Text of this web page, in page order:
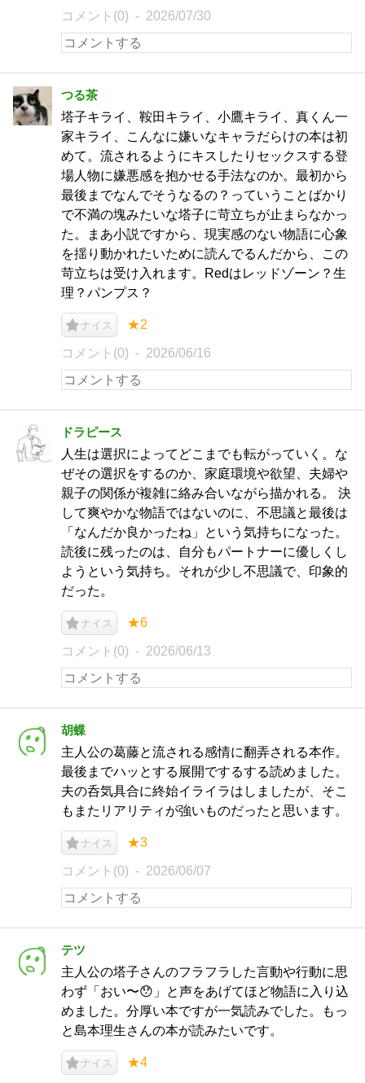
コメント(0) 2026/07/30
つる茶
塔子キライ、鞍田キライ、小鷹キライ、真くん一
家キライ、こんなに嫌いなキャラだらけの本は初
めて。流されるようにキスしたりセックスする登
場人物に嫌悪感を抱かせる手法なのか。最初から
最後までなんでそうなるの？っていうことばかり
で不満の塊みたいな塔子に苛立ちが止まらなかっ
た。まあ小説ですから、現実感のない物語に心象
を揺り動かれたいために読んでるんだから、この
苛立ちは受け入れます。Redはレッドゾーン？生
理？パンプス？
ナイス ★2
コメント(0) 2026/06/16
ドラピース
人生は選択によってどこまでも転がっていく。な
ぜその選択をするのか、家庭環境や欲望、夫婦や
親子の関係が複雑に絡み合いながら描かれる。 決
して爽やかな物語ではないのに、不思議と最後は
「なんだか良かったね」という気持ちになった。
読後に残ったのは、自分もパートナーに優しくし
ようという気持ち。それが少し不思議で、印象的
だった。
ナイス ★6
コメント(0) 2026/06/13
胡蝶
主人公の葛藤と流される感情に翻弄される本作。
最後までハッとする展開でするする読めました。
夫の呑気具合に終始イライラはしましたが、そこ
もまたリアリティが強いものだったと思います。
ナイス ★3
コメント(0) 2026/06/07
テツ
主人公の塔子さんのフラフラした言動や行動に思
わず「おい〜😯」と声をあげてほど物語に入り込
めました。分厚い本ですが一気読みでした。もっ
と島本理生さんの本が読みたいです。
ナイス ★4